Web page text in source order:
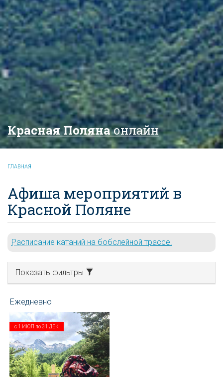
Красная Полянаонлайн
ГЛАВНАЯ
Афиша мероприятий в
Красной Поляне
Расписание катаний на бобслейной трассе.
Показать фильтры
с 1 ИЮЛ по31 ДЕК